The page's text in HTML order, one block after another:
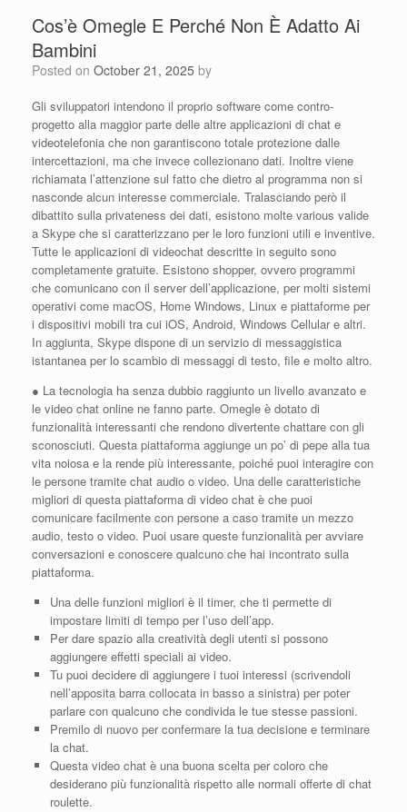
Cos’è Omegle E Perché Non È Adatto Ai
Bambini
Posted on October 21, 2025 by
Gli sviluppatori intendono il proprio software come contro-
progetto alla maggior parte delle altre applicazioni di chat e
videotelefonia che non garantiscono totale protezione dalle
intercettazioni, ma che invece collezionano dati. Inoltre viene
richiamata l’attenzione sul fatto che dietro al programma non si
nasconde alcun interesse commerciale. Tralasciando però il
dibattito sulla privateness dei dati, esistono molte various valide
a Skype che si caratterizzano per le loro funzioni utili e inventive.
Tutte le applicazioni di videochat descritte in seguito sono
completamente gratuite. Esistono shopper, ovvero programmi
che comunicano con il server dell’applicazione, per molti sistemi
operativi come macOS, Home Windows, Linux e piattaforme per
i dispositivi mobili tra cui iOS, Android, Windows Cellular e altri.
In aggiunta, Skype dispone di un servizio di messaggistica
istantanea per lo scambio di messaggi di testo, file e molto altro.
● La tecnologia ha senza dubbio raggiunto un livello avanzato e
le video chat online ne fanno parte. Omegle è dotato di
funzionalità interessanti che rendono divertente chattare con gli
sconosciuti. Questa piattaforma aggiunge un po’ di pepe alla tua
vita noiosa e la rende più interessante, poiché puoi interagire con
le persone tramite chat audio o video. Una delle caratteristiche
migliori di questa piattaforma di video chat è che puoi
comunicare facilmente con persone a caso tramite un mezzo
audio, testo o video. Puoi usare queste funzionalità per avviare
conversazioni e conoscere qualcuno che hai incontrato sulla
piattaforma.
Una delle funzioni migliori è il timer, che ti permette di
impostare limiti di tempo per l’uso dell’app.
Per dare spazio alla creatività degli utenti si possono
aggiungere effetti speciali ai video.
Tu puoi decidere di aggiungere i tuoi interessi (scrivendoli
nell’apposita barra collocata in basso a sinistra) per poter
parlare con qualcuno che condivida le tue stesse passioni.
Premilo di nuovo per confermare la tua decisione e terminare
la chat.
Questa video chat è una buona scelta per coloro che
desiderano più funzionalità rispetto alle normali offerte di chat
roulette.